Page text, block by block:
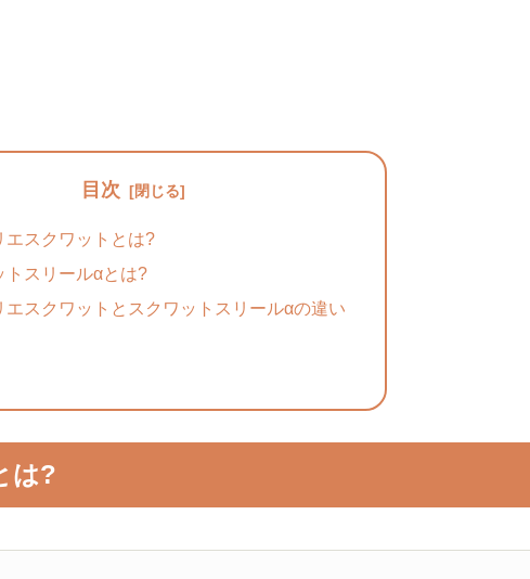
目次
エスクワットとは?
トスリールαとは?
エスクワットとスクワットスリールαの違い
は?